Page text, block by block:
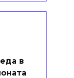
в